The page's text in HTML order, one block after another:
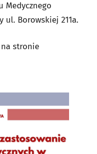
Medycznego
ul. Borowskiej 211a.
stronie